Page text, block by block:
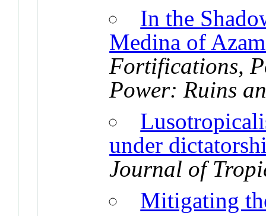
In the
Medina of
Fortifications,
Power: Ruins
under
Journal of
Mitigating